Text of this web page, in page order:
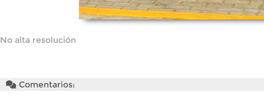
No alta resolución
Comentarios: